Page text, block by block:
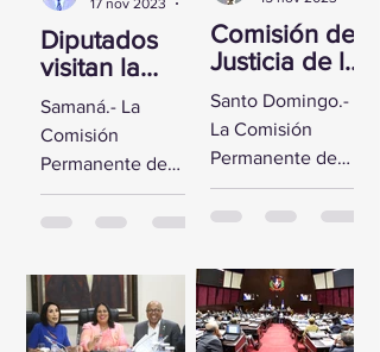
Diputados
visitan la
Fortaleza de
Santa
Bárbara de
Samaná
Samaná.- La
Comisión
Permanente de
Derechos
Humanos de la
Diputados visitó la
Fortaleza de Santa
Bárbara de
Comisión de
Justicia de la
CD se reúne
con Yeni
Berenice
Reynoso
Santo Domingo.-
La Comisión
Permanente de
Justicia de la
Cámara de
un encuentro con
la Directora de
Persecución del...